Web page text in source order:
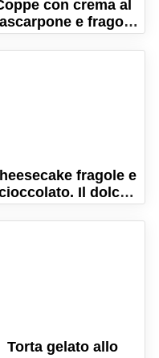
con crema al
e fragole.
dessert pratico e
veloce!
fragole e
Il dolce
e fresco, senza
cottura!
Torta gelato allo